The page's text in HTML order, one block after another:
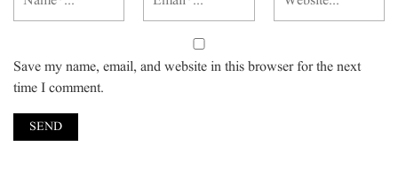
Save my name, email, and website in this browser for the next
time I comment.